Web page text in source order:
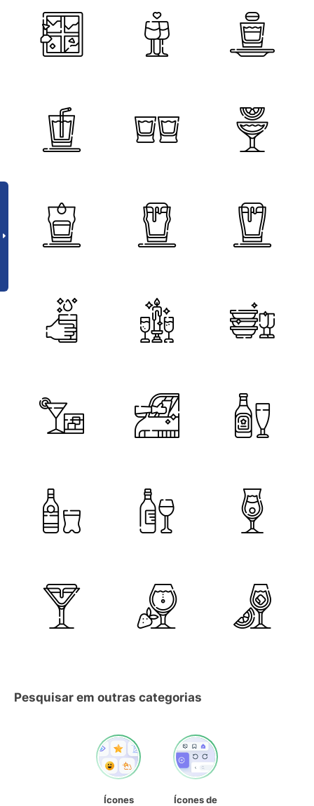
Pesquisar em outras categorias
Ícones
Ícones de